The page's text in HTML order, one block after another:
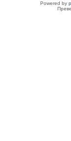
Powered by